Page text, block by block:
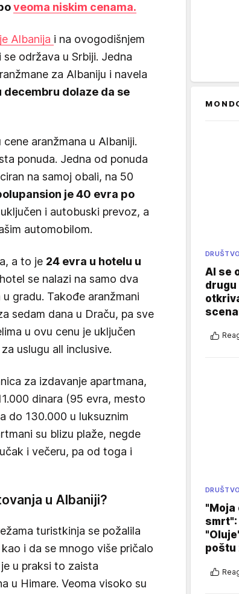
veoma niskim cenama.
Albanija i na ovogodišnjem
održava u Srbiji. Jedna
za Albaniju i navela
dolaze da se
aranžmana u Albaniji.
ponuda. Jedna od ponuda
na samoj obali, na 50
je 40 evra po
i autobuski prevoz, a
automobilom.
a to je 24 evra u hotelu u
se nalazi na samo dva
gradu. Takođe aranžmani
sedam dana u Draču, pa sve
u ovu cenu je uključen
uslugu all inclusive.
za izdavanje apartmana,
dinara (95 evra, mesto
do 130.000 u luksuznim
su blizu plaže, negde
i večeru, pa od toga i
u Albaniji?
turistkinja se požalila
kao i da se mnogo više pričalo
u praksi to zaista
u Himare. Veoma visoko su
DRUŠTVO
AI se
DRUŠTVO
"Moja
poštu